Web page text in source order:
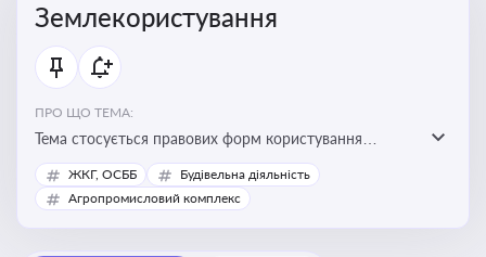
Землекористування
ПРО ЩО ТЕМА:
Тема стосується правових форм користування
землею, зокрема умов доступу, володіння та
користування земельними ділянками різних форм
ЖКГ, ОСББ
Будівельна діяльність
Агропромисловий комплекс